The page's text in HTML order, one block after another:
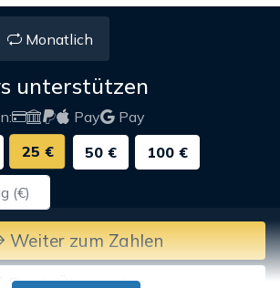
Monatlich
unterstützen
Pay
Pay
25 € 50 € 100 €
Weiter zum Zahlen